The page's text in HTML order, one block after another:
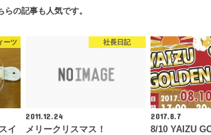
らの記事も人気です。
ーツ
イ
社長日記
2011.12.24
メリークリスマス！
2017.8.7
8/10 YAIZU